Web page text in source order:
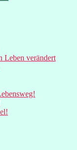
Leben verändert